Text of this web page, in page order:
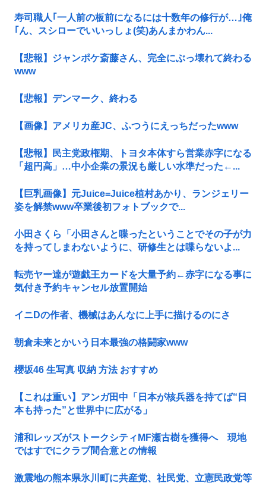
寿司職人｢一人前の板前になるには十数年の修行が…｣俺
｢ん、スシローでいいっしょ(笑)あんまかわん...
【悲報】ジャンポケ斎藤さん、完全にぶっ壊れて終わる
www
【悲報】デンマーク、終わる
【画像】アメリカ産JC、ふつうにえっちだったwww
【悲報】民主党政権期、トヨタ本体すら営業赤字になる
「超円高」…中小企業の景況も厳しい水準だった←...
【巨乳画像】元Juice=Juice植村あかり、ランジェリー
姿を解禁www卒業後初フォトブックで...
小田さくら「小田さんと喋ったということでその子が力
を持ってしまわないように、研修生とは喋らないよ...
転売ヤー達が遊戯王カードを大量予約←赤字になる事に
気付き予約キャンセル放置開始
イニDの作者、機械はあんなに上手に描けるのにさ
朝倉未来とかいう日本最強の格闘家www
櫻坂46 生写真 収納 方法 おすすめ
【これは重い】アンガ田中「日本が核兵器を持てば“日
本も持った”と世界中に広がる」
浦和レッズがストークシティMF瀬古樹を獲得へ 現地
ではすでにクラブ間合意との情報
激震地の熊本県氷川町に共産党、社民党、立憲民政党等